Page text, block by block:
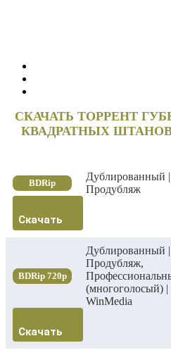
СКАЧАТЬ ТОРРЕНТ
КВАДРАТНЫХ ШТАНОВ
BDRip
Дублированный |
Продубляж
Скачать
BDRip 720p
Дублированный |
Продубляж,
(многоголосый) |
WinMedia
Скачать